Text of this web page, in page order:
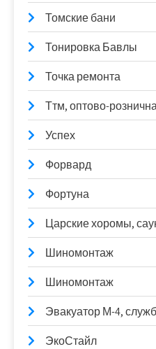
Томские бани
Тонировка Бавлы
Точка ремонта
Ттм, оптово-
Успех
Форвард
Фортуна
Царские хоромы,
Шиномонтаж
Шиномонтаж
Эвакуатор М-4,
ЭкоСтайл